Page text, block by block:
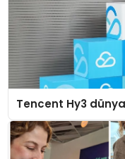
Tencent Hy3